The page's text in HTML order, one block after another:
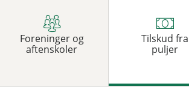
Foreninger og
aftenskoler
Tilskud fra
puljer